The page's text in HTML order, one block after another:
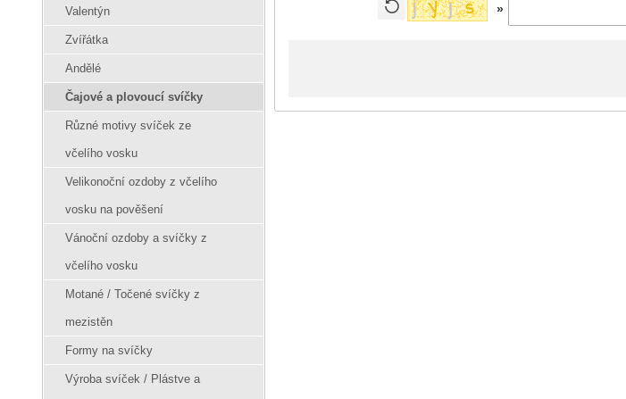
Valentýn
Zvířátka
Andělé
Čajové a plovoucí svíčky
Různé motivy svíček ze
včelího vosku
Velikonoční ozdoby z včelího
vosku na pověšení
Vánoční ozdoby a svíčky z
včelího vosku
Motané / Točené svíčky z
mezistěn
Formy na svíčky
Výroba svíček / Plástve a
»